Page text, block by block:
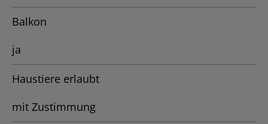
Balkon
ja
Haustiere erlaubt
mit Zustimmung